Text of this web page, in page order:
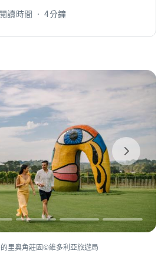
讀時間 • 4分鐘
里奥角莊園©維多利亞旅遊局